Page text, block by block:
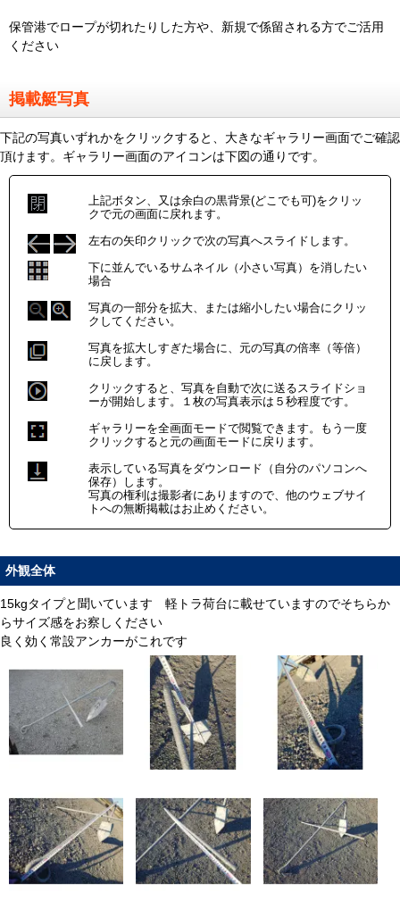
保管港でロープが切れたりした方や、新規で係留される方でご活用
ください
掲載艇写真
下記の写真いずれかをクリックすると、大きなギャラリー画面でご確認
頂けます。ギャラリー画面のアイコンは下図の通りです。
上記ボタン、又は余白の黒背景(どこでも可)をクリッ
クで元の画面に戻れます。
左右の矢印クリックで次の写真へスライドします。
下に並んでいるサムネイル（小さい写真）を消したい
場合
写真の一部分を拡大、または縮小したい場合にクリッ
クしてください。
写真を拡大しすぎた場合に、元の写真の倍率（等倍）
に戻します。
クリックすると、写真を自動で次に送るスライドショ
ーが開始します。１枚の写真表示は５秒程度です。
ギャラリーを全画面モードで閲覧できます。もう一度
クリックすると元の画面モードに戻ります。
表示している写真をダウンロード（自分のパソコンへ
保存）します。
写真の権利は撮影者にありますので、他のウェブサイ
トへの無断掲載はお止めください。
外観全体
15kgタイプと聞いています 軽トラ荷台に載せていますのでそちらか
らサイズ感をお察しください
良く効く常設アンカーがこれです